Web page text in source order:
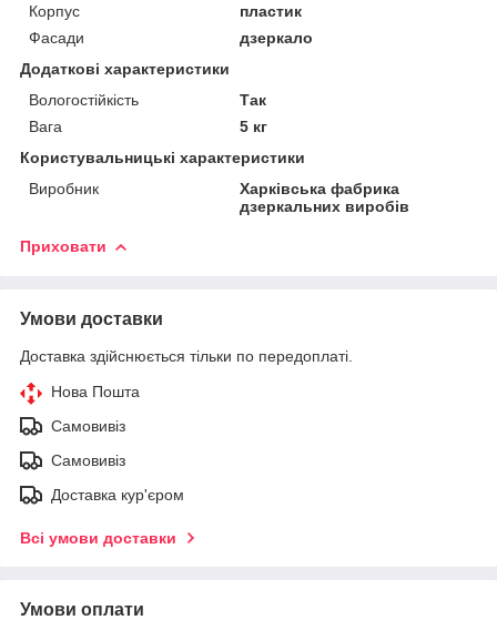
Корпус
пластик
Фасади
дзеркало
Додаткові характеристики
Вологостійкість
Так
Вага
5 кг
Користувальницькі характеристики
Виробник
Харківська фабрика
дзеркальних виробів
Приховати
Умови доставки
Доставка здійснюється тільки по передоплаті.
Нова Пошта
Самовивіз
Самовивіз
Доставка кур'єром
Всі умови доставки
Умови оплати